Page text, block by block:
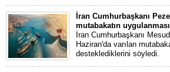
İran Cumhurbaşkanı
mutabakatın
İran Cumhurbaşkanı
Haziran'da varılan
desteklediklerini söyledi.